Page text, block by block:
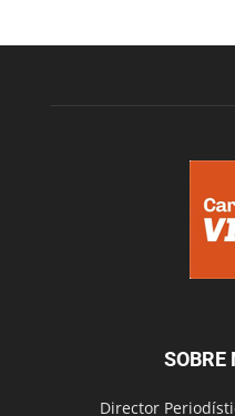
SOBRE
Director